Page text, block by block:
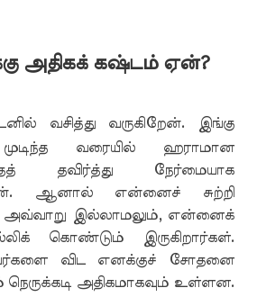
அதிகக் கஷ்டம் ஏன்?
வசித்து வருகிறேன். இங்கு
வரையில் ஹராமான
தவிர்த்து நேர்மையாக
ஆனால் என்னைச் சுற்றி
இல்லாமலும், என்னைக்
கொண்டும் இருகிறார்கள்.
விட எனக்குச் சோதனை
நெருக்கடி அதிகமாகவும் உள்ளன.